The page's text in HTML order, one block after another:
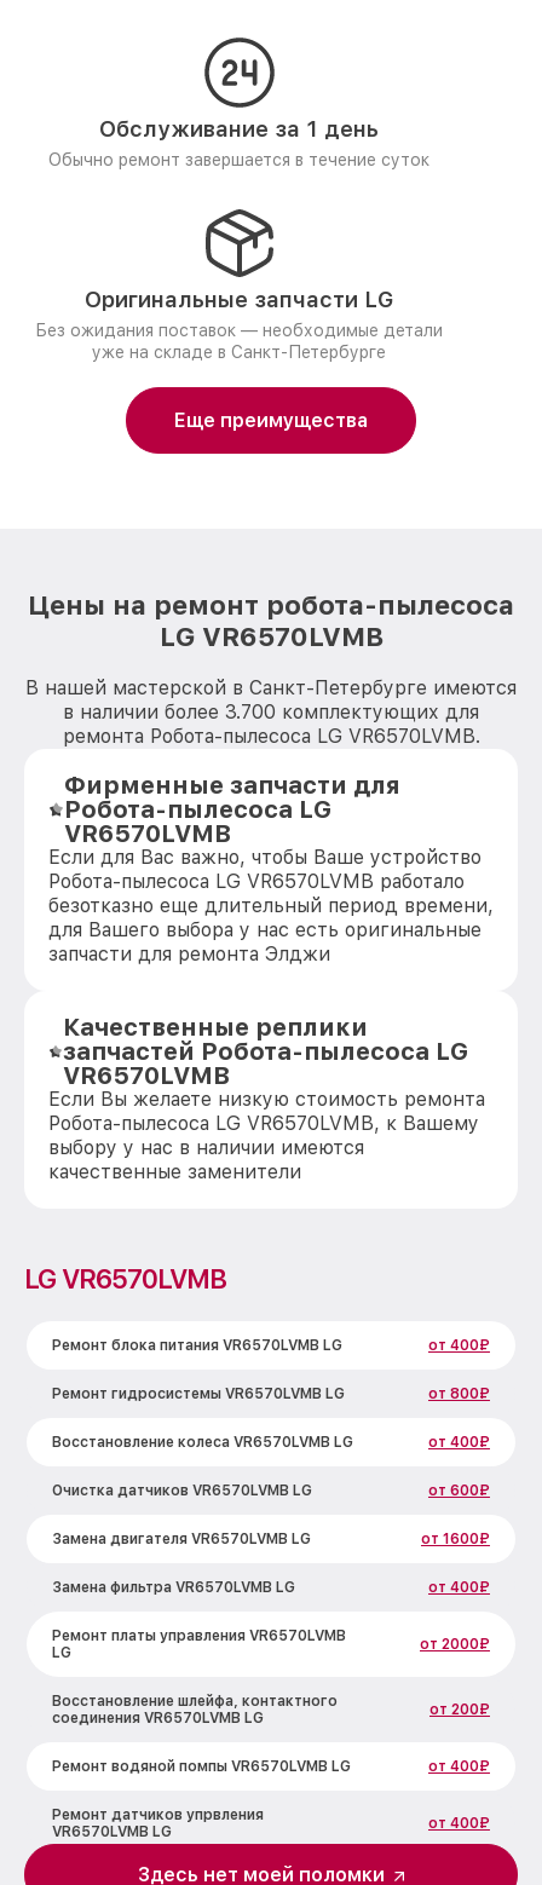
Обслуживание за 1 день
Обычно ремонт завершается в течение суток
Оригинальные запчасти LG
Без ожидания поставок — необходимые детали
уже на складе в Санкт-Петербурге
Еще преимущества
Цены на ремонт робота-пылесоса
LG VR6570LVMB
В нашей мастерской в Санкт-Петербурге имеются
в наличии более 3.700 комплектующих для
ремонта Робота-пылесоса LG VR6570LVMB.
Фирменные запчасти для
Робота-пылесоса LG
VR6570LVMB
Если для Вас важно, чтобы Ваше устройство
Робота-пылесоса LG VR6570LVMB работало
безотказно еще длительный период времени,
для Вашего выбора у нас есть оригинальные
запчасти для ремонта Элджи
Качественные реплики
запчастей Робота-пылесоса LG
VR6570LVMB
Если Вы желаете низкую стоимость ремонта
Робота-пылесоса LG VR6570LVMB, к Вашему
выбору у нас в наличии имеются
качественные заменители
LG VR6570LVMB
Ремонт блока питания VR6570LVMB LG от 400₽
Ремонт гидросистемы VR6570LVMB LG от 800₽
Восстановление колеса VR6570LVMB LG от 400₽
Очистка датчиков VR6570LVMB LG от 600₽
Замена двигателя VR6570LVMB LG от 1600₽
Замена фильтра VR6570LVMB LG от 400₽
Ремонт платы управления VR6570LVMB
LG
от 2000₽
Восстановление шлейфа, контактного
соединения VR6570LVMB LG
от 200₽
Ремонт водяной помпы VR6570LVMB LG от 400₽
Ремонт датчиков упрвления
VR6570LVMB LG
от 400₽
Ремонт зарядной станции VR6570LVMB
Здесь нет моей поломки